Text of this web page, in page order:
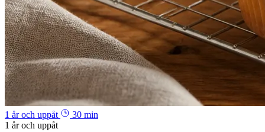
1 år och uppåt
30 min
1 år och uppåt